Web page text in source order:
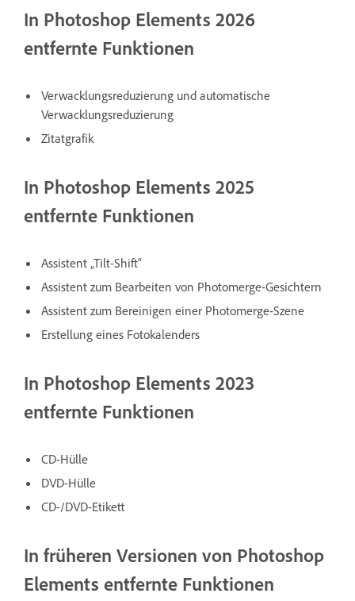
In Photoshop Elements 2026
entfernte Funktionen
Verwacklungsreduzierung und automatische
Verwacklungsreduzierung
Zitatgrafik
In Photoshop Elements 2025
entfernte Funktionen
Assistent „Tilt-Shift“
Assistent zum Bearbeiten von Photomerge-Gesichtern
Assistent zum Bereinigen einer Photomerge-Szene
Erstellung eines Fotokalenders
In Photoshop Elements 2023
entfernte Funktionen
CD-Hülle
DVD-Hülle
CD-/DVD-Etikett
In früheren Versionen von Photoshop
Elements entfernte Funktionen